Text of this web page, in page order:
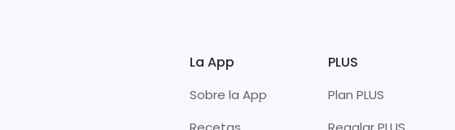
La App
Sobre la App
PLUS
Plan PLUS